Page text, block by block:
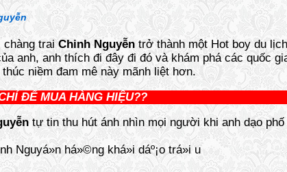
chàng traiChinh Nguyễn trở thành một Hot boy du
anh, anh thích đi đây đi đó và khám phá các quốc
niềm đam mê này mãnh liệt hơn.
ĐỂ MUA HÀNG HIỆU??
tự tin thu hút ánh nhìn mọi người khi anh dạo phố